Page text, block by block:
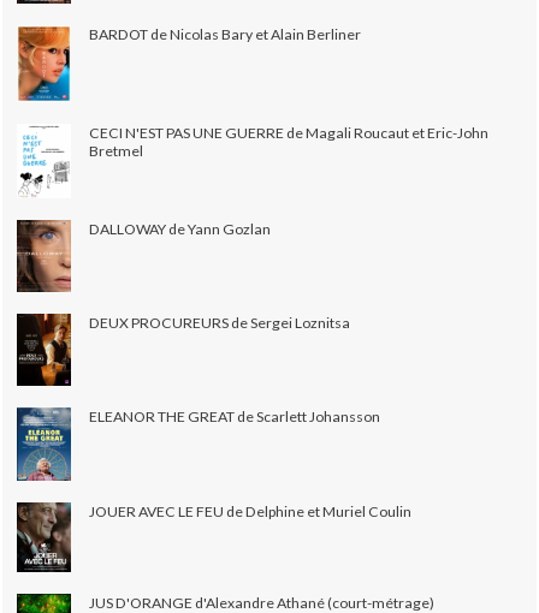
BARDOT de Nicolas Bary et Alain Berliner
CECI N'EST PAS UNE GUERRE de Magali Roucaut et Eric-John
Bretmel
DALLOWAY de Yann Gozlan
DEUX PROCUREURS de Sergei Loznitsa
ELEANOR THE GREAT de Scarlett Johansson
JOUER AVEC LE FEU de Delphine et Muriel Coulin
JUS D'ORANGE d'Alexandre Athané (court-métrage)